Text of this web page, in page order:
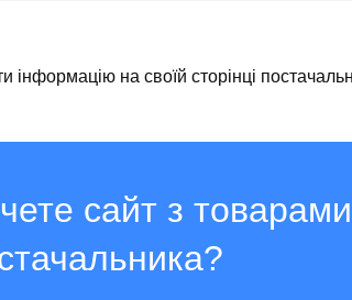
інформацію на своїй сторінці
сайт з